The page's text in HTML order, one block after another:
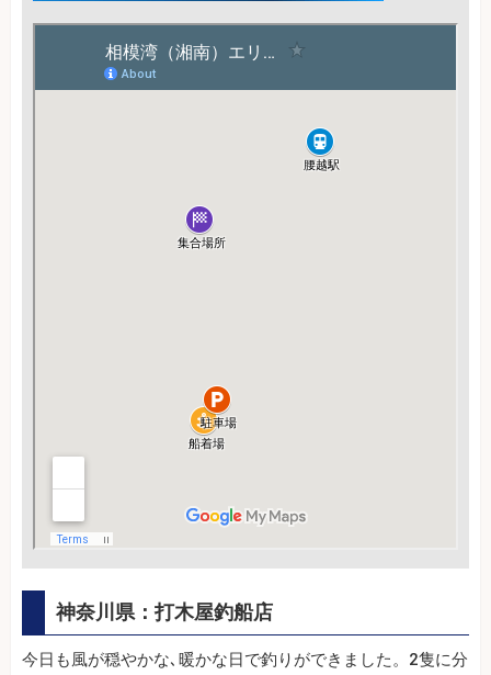
神奈川県：打木屋釣船店
今日も風が穏やかな､暖かな日で釣りができました。2隻に分